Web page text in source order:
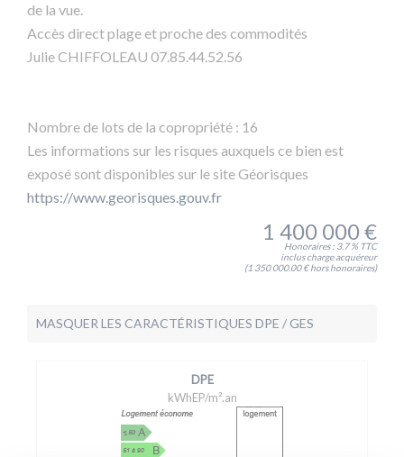
de la vue.
Accès direct plage et proche des commodités
Julie CHIFFOLEAU 07.85.44.52.56
Nombre de lots de la copropriété : 16
Les informations sur les risques auxquels ce bien est
exposé sont disponibles sur le site Géorisques
https://www.georisques.gouv.fr
1 400 000 €
Honoraires : 3.7 % TTC
inclus charge acquéreur
(1 350 000.00 € hors honoraires)
MASQUER LES CARACTÉRISTIQUES DPE / GES
DPE
kWhEP/m².an